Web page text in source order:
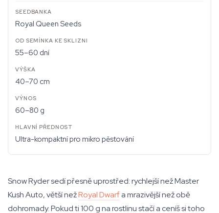
Royal Queen Seeds
55–60 dní
40–70 cm
60–80 g
Ultra-kompaktní pro mikro pěstování
Snow Ryder sedí přesně uprostřed: rychlejší než Master
Kush Auto, větší nežRoyal Dwarfa mrazivější než obě
dohromady. Pokud ti 100 g na rostlinu stačí a ceníš si toho